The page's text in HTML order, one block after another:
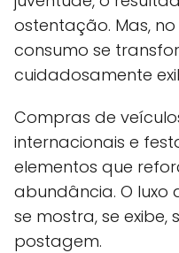
ostentação. Mas,
consumo se
cuidadosamente
Compras de
internacionais e
elementos que
abundância. O luxo
se mostra, se
postagem.